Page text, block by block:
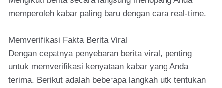
memperoleh kabar paling baru dengan cara real-time.
Memverifikasi Fakta Berita Viral
Dengan cepatnya penyebaran berita viral, penting
untuk memverifikasi kenyataan kabar yang Anda
terima. Berikut adalah beberapa langkah utk tentukan